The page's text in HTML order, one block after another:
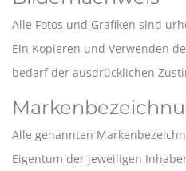
Alle Fotos und Grafiken sind
Ein Kopieren und Verwenden
bedarf der ausdrücklichen
Alle genannten
Eigentum der jeweiligen